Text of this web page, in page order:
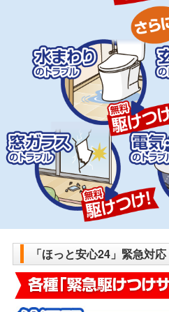
「ほっと安心24」緊急対応